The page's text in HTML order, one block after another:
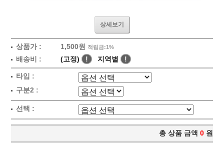
상세보기
상품가 : 1,500원 적립금:1%
배송비 : (고정) ! 지역별 !
타입 :
구분2 :
선택 :
총 상품 금액 0 원